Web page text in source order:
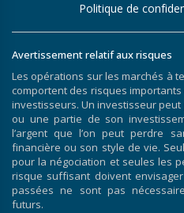
Politique de
Avertissement relatif aux risques
Les opérations sur les marchés à
comportent des risques
investisseurs. Un investisseur
ou une partie de son
l’argent que l’on peut perdre
financière ou son style de vie.
pour la négociation et seules les
risque suffisant doivent
passées ne sont pas
futurs.